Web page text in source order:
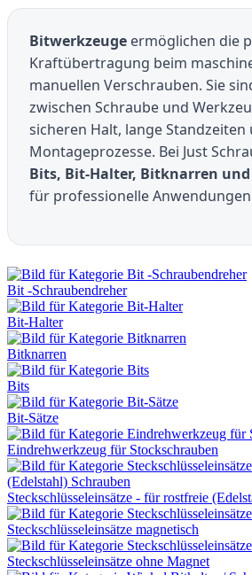
Bitwerkzeuge ermöglichen die
Kraftübertragung beim
manuellen Verschrauben. Sie
zwischen Schraube und
sicheren Halt, lange
Montageprozesse. Bei Just
Bits, Bit-Halter, Bitknarren
für professionelle
Bit -Schraubendreher
Bit-Halter
Bitknarren
Bits
Bit-Sätze
Eindrehwerkzeug für Stockschrauben
Steckschlüsseleinsätze - für rostfreie
Steckschlüsseleinsätze magnetisch
Steckschlüsseleinsätze ohne Magnet